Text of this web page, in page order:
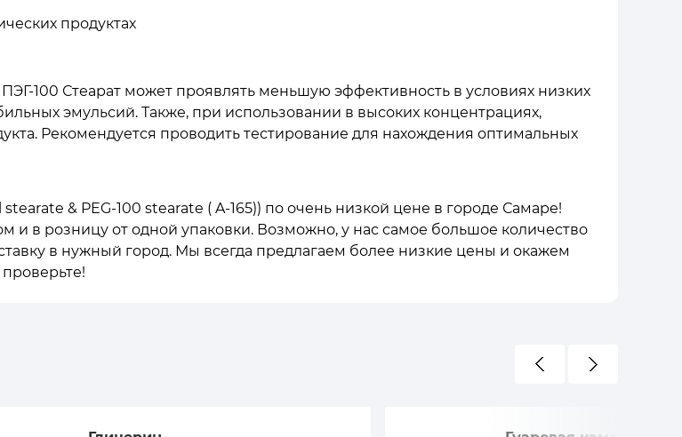
продуктах
100 Стеарат может проявлять меньшую эффективность в условиях низких
эмульсий. Также, при использовании в высоких концентрациях,
Рекомендуется проводить тестирование для нахождения оптимальных
& PEG-100 stearate ( A-165)) по очень низкой цене в городе Самаре!
и в розницу от одной упаковки. Возможно, у нас самое большое количество
в нужный город. Мы всегда предлагаем более низкие цены и окажем